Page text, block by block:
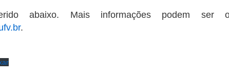
abaixo. Mais informações podem ser
.